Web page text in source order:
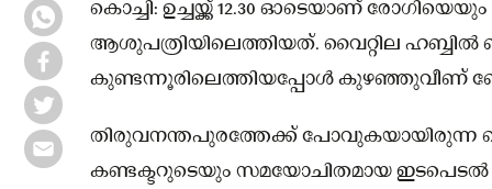
കൊച്ചി: ഉച്ചയ്ക്ക് 12.30 ഓടെയാണ്
ആശുപത്രിയിലെത്തിയത്. വൈറ്റില
കുണ്ടന്നൂരിലെത്തിയപ്പോൾ കുഴഞ്ഞുവീണ്
തിരുവനന്തപുരത്തേക്ക്
കണ്ടക്ടറുടെയും സമയോചിതമായ ഇടപെടൽ